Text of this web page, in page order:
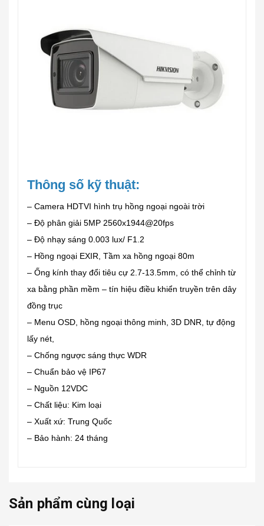
Thông số kỹ thuật:
– Camera HDTVI hình trụ hồng ngoại ngoài trời
– Độ phân giải 5MP 2560x1944@20fps
– Độ nhạy sáng 0.003 lux/ F1.2
– Hồng ngoại EXIR, Tầm xa hồng ngoại 80m
– Ống kính thay đổi tiêu cự 2.7-13.5mm, có thể chỉnh từ
xa bằng phần mềm – tín hiệu điều khiển truyền trên dây
đồng trục
– Menu OSD, hồng ngoại thông minh, 3D DNR, tự động
lấy nét,
– Chống ngược sáng thực WDR
– Chuẩn bảo vệ IP67
– Nguồn 12VDC
– Chất liệu: Kim loại
– Xuất xứ: Trung Quốc
– Bảo hành: 24 tháng
Sản phẩm cùng loại